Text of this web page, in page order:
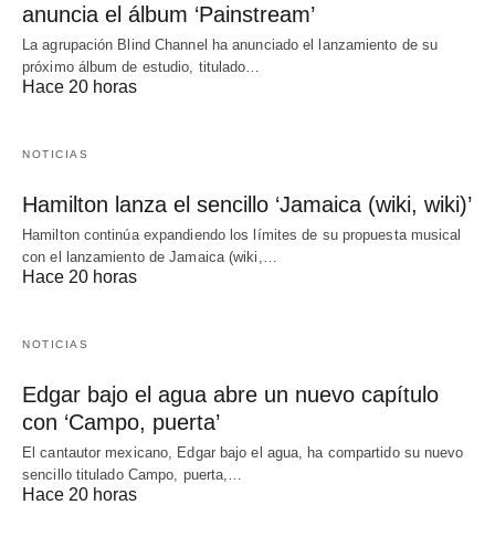
anuncia el álbum ‘Painstream’
La agrupación Blind Channel ha anunciado el lanzamiento de su
próximo álbum de estudio, titulado…
Hace 20 horas
NOTICIAS
Hamilton lanza el sencillo ‘Jamaica (wiki, wiki)’
Hamilton continúa expandiendo los límites de su propuesta musical
con el lanzamiento de Jamaica (wiki,…
Hace 20 horas
NOTICIAS
Edgar bajo el agua abre un nuevo capítulo
con ‘Campo, puerta’
El cantautor mexicano, Edgar bajo el agua, ha compartido su nuevo
sencillo titulado Campo, puerta,…
Hace 20 horas